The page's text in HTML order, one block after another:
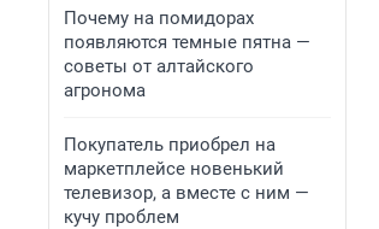
Почему на помидорах
появляются темные пятна —
советы от алтайского
агронома
Покупатель приобрел на
маркетплейсе новенький
телевизор, а вместе с ним —
кучу проблем